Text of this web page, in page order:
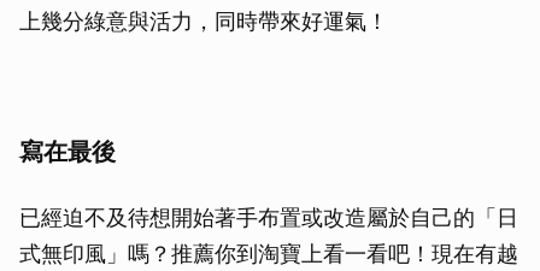
上幾分綠意與活力，同時帶來好運氣！
寫在最後
已經迫不及待想開始著手布置或改造屬於自己的「日
式無印風」嗎？推薦你到淘寶上看一看吧！現在有越